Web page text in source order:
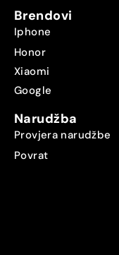
Brendovi
Iphone
Honor
Xiaomi
Google
Narudžba
Provjera narudžbe
Povrat